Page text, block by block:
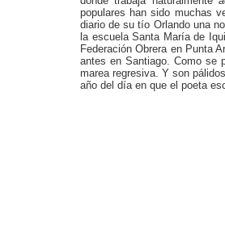
populares han sido muchas
diario de su tío Orlando una
la escuela Santa María de
Federación Obrera en Punta
antes en Santiago. Como se
marea regresiva. Y son
año del día en que el poeta